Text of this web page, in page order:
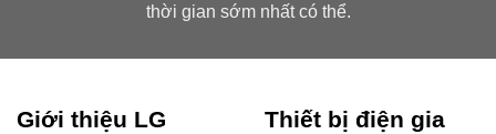
thời gian sớm nhất có thể.
Giới thiệu LG
Thiết bị điện gia